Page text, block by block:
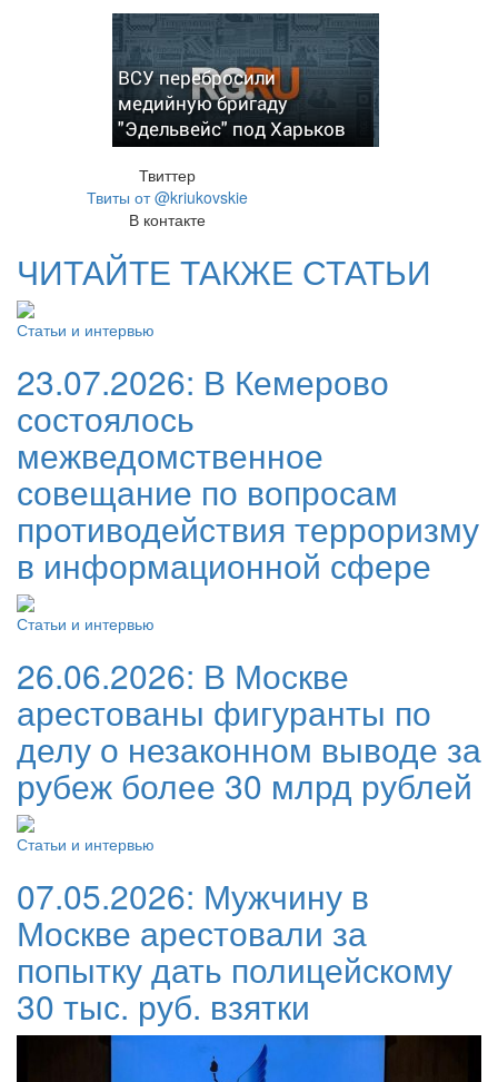
ВСУ перебросили
медийную бригаду
"Эдельвейс" под Харьков
Твиттер
Твиты от @kriukovskie
В контакте
ЧИТАЙТЕ ТАКЖЕ СТАТЬИ
Статьи и интервью
23.07.2026: В Кемерово
состоялось
межведомственное
совещание по вопросам
противодействия терроризму
в информационной сфере
Статьи и интервью
26.06.2026: В Москве
арестованы фигуранты по
делу о незаконном выводе за
рубеж более 30 млрд рублей
Статьи и интервью
07.05.2026: Мужчину в
Москве арестовали за
попытку дать полицейскому
30 тыс. руб. взятки